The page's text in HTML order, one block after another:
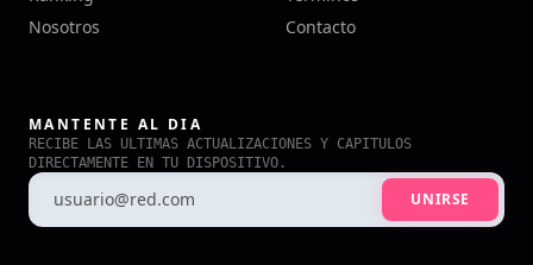
Nosotros
Contacto
MANTENTE AL DIA
RECIBE LAS ULTIMAS ACTUALIZACIONES Y CAPITULOS
DIRECTAMENTE EN TU DISPOSITIVO.
UNIRSE